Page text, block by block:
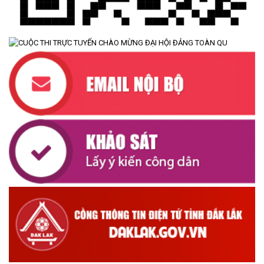
NÂNG CAO HIỆU QUẢ QUẢN LÝ TÍN DỤNG CHÍNH SÁCH XÃ HỘI
TRÊN ĐỊA BÀN XÃ CƯ M'TA
(07/07/2026)
UBND XÃ CƯ M’TA CÔNG KHAI DANH MỤC THỦ TỤC HÀNH
CHÍNH THỰC HIỆN MỘT PHẦN
(30/07/2026)
CÔNG KHAI DANH MỤC THỦ TỤC HÀNH CHÍNH THỰC HIỆN
TOÀN TRÌNH THUỘC THẨM QUYỀN GIẢI QUYẾT CỦA UBND XÃ
CƯ M’TA
(30/07/2026)
TẬP HUẤN NÂNG CAO KỸ NĂNG TƯ VẤN KHỞI SỰ KINH DOANH
VÀ ĐIỀU HÀNH HOẠT ĐỘNG NHÓM NĂM 2026